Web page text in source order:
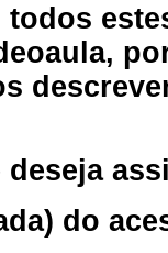
todos
do